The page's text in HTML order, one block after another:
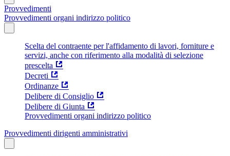
Provvedimenti
Provvedimenti organi indirizzo politico
Scelta del contraente per l'affidamento di lavori, forniture e
servizi, anche con riferimento alla modalità di selezione
prescelta
Decreti
Ordinanze
Delibere di Consiglio
Delibere di Giunta
Provvedimenti organi indirizzo politico
Provvedimenti dirigenti amministrativi